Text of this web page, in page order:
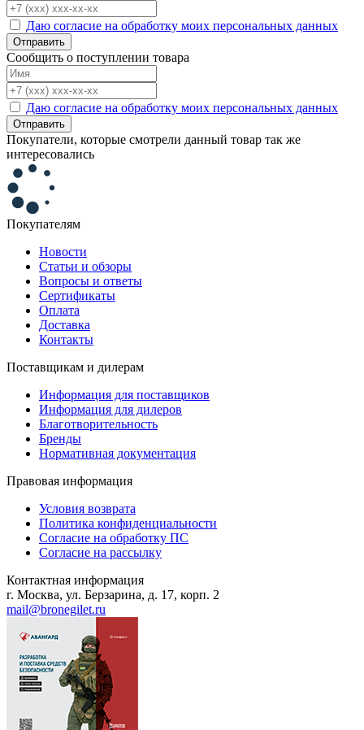
Даю согласие на обработку моих персональных данных
Отправить
Сообщить о поступлении товара
Даю согласие на обработку моих персональных данных
Отправить
Покупатели, которые смотрели данный товар так же
интересовались
Покупателям
Новости
Статьи и обзоры
Вопросы и ответы
Сертификаты
Оплата
Доставка
Контакты
Поставщикам и дилерам
Информация для поставщиков
Информация для дилеров
Благотворительность
Бренды
Нормативная документация
Правовая информация
Условия возврата
Политика конфиденциальности
Согласие на обработку ПС
Согласие на рассылку
Контактная информация
г. Москва, ул. Берзарина, д. 17, корп. 2
mail@bronegilet.ru